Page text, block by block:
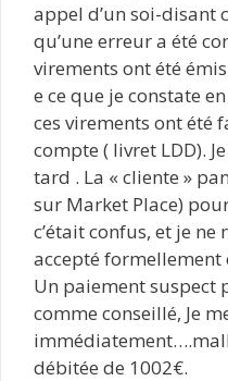
appel d’un soi-disant
qu’une erreur a été
virements ont été
e ce que je constate
ces virements ont été
compte ( livret LDD).
tard . La « cliente »
sur Market Place)
c’était confus, et je ne
accepté formellement
Un paiement suspect
comme conseillé, Je
débitée de 1002€.